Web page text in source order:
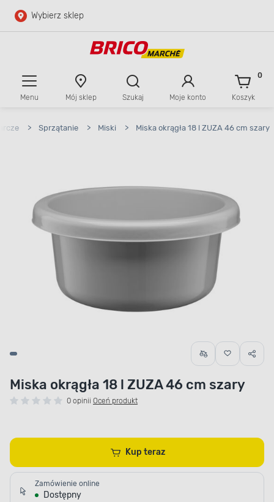
Przejdź do głównej zawartości
Wybierz sklep
Menu Mój sklep Szukaj Moje konto Koszyk
0
> Sprzątanie > Miski > Miska okrągła 18 l ZUZA 46 cm szary
Miska okrągła 18 l ZUZA 46 cm szary
0 opinii Oceń produkt
Kup teraz
Zamówienie online
Dostępny